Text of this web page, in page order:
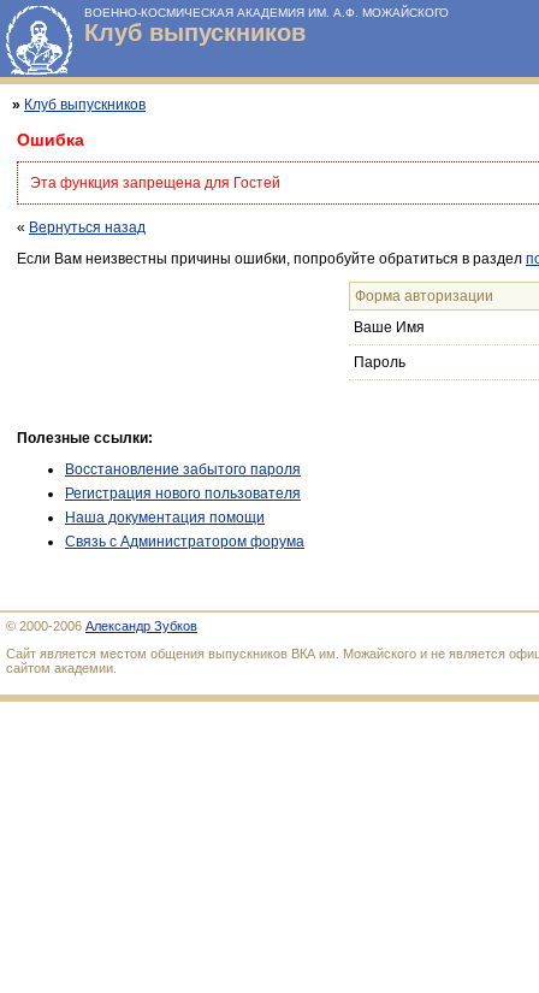
ВОЕННО-КОСМИЧЕСКАЯ АКАДЕМИЯ ИМ. А.Ф. МОЖАЙСКОГО
Клуб выпускников
» Клуб выпускников
Ошибка
Эта функция запрещена для Гостей
« Вернуться назад
Если Вам неизвестны причины ошибки, попробуйте обратиться в раздел
Форма авторизации
Ваше Имя
Пароль
Полезные ссылки:
Восстановление забытого пароля
Регистрация нового пользователя
Наша документация помощи
Связь с Администратором форума
© 2000-2006 Александр Зубков
Сайт является местом общения выпускников ВКА им. Можайского и не является
сайтом академии.